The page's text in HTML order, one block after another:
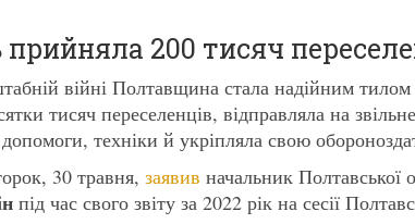
200 тисяч
війні Полтавщина стала надійним
тисяч переселенців, відправляла на
допомоги, техніки й укріпляла свою
30 травня, заявив начальник Полтавської
під час свого звіту за 2022 рік на сесії